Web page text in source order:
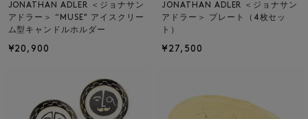
JONATHAN ADLER ＜ジョナサン
アドラー＞ “MUSE" アイスクリー
ム型キャンドルホルダー
¥20,900
JONATHAN ADLER ＜ジョナサン
アドラー＞ プレート（4枚セッ
ト）
¥27,500